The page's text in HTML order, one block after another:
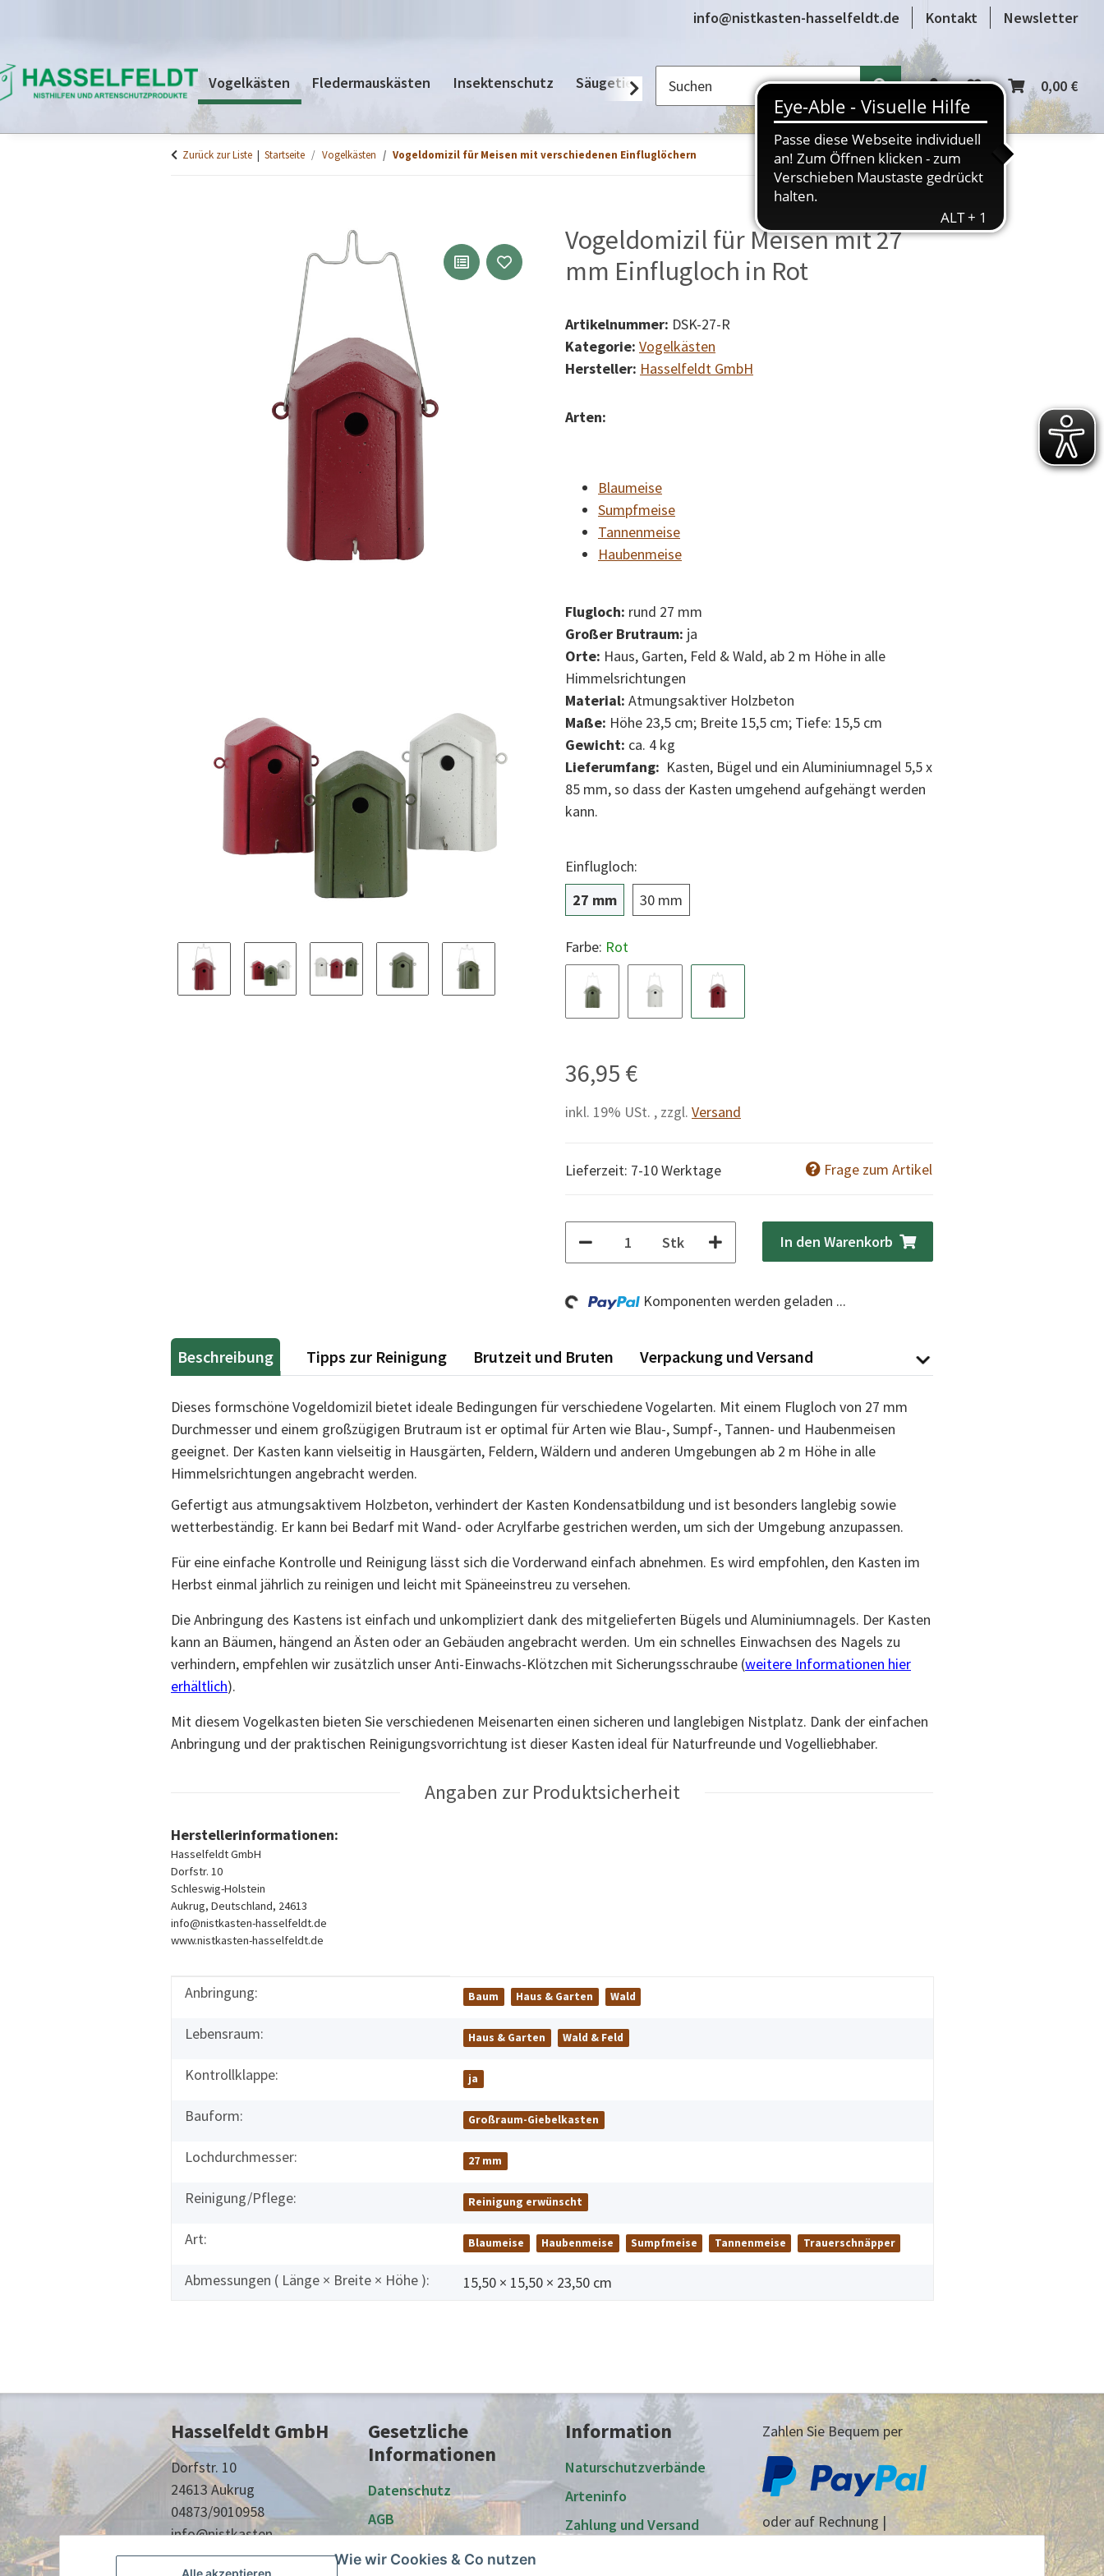
Wie wir Cookies & Co nutzen
info@nistkasten-hasselfeldt.de Kontakt Newsletter
0,00 €
Vogelkästen Fledermauskästen Insektenschutz Säugetiere Zubehör / Ersatzteile Videos
Zurück zur Liste Startseite Vogelkästen Vogeldomizil für Meisen mit verschiedenen Einfluglöchern
Vogeldomizil für Meisen mit 27
mm Einflugloch in Rot
Artikelnummer: DSK-27-R
Kategorie: Vogelkästen
Hersteller: Hasselfeldt GmbH
Arten:
Blaumeise
Sumpfmeise
Tannenmeise
Haubenmeise
Flugloch: rund 27 mm
Großer Brutraum: ja
Orte: Haus, Garten, Feld & Wald, ab 2 m Höhe in alle
Himmelsrichtungen
Material: Atmungsaktiver Holzbeton
Maße: Höhe 23,5 cm; Breite 15,5 cm; Tiefe: 15,5 cm
Gewicht: ca. 4 kg
Lieferumfang: Kasten, Bügel und ein Aluminiumnagel 5,5 x
85 mm, so dass der Kasten umgehend aufgehängt werden
kann.
Einflugloch:
27 mm27 mm30 mm
Farbe: Rot
36,95 €
inkl. 19% USt. , zzgl. Versand
Lieferzeit: 7-10 Werktage Frage zum Artikel
Stk In den Warenkorb
Loading... Komponenten werden geladen ...
Beschreibung Tipps zur Reinigung Brutzeit und Bruten
Verpackung und Versand
weitere Registerkarten
Dieses formschöneVogeldomizil bietet ideale Bedingungen für verschiedene Vogelarten. Mit einem Flugloch von 27 mm
Durchmesser und einem großzügigen Brutraum ist er optimal für Arten wie Blau-, Sumpf-, Tannen- und Haubenmeisen
geeignet. Der Kasten kann vielseitig in Hausgärten, Feldern, Wäldern und anderen Umgebungen ab 2 m Höhe in alle
Himmelsrichtungen angebracht werden.
Gefertigt aus atmungsaktivem Holzbeton, verhindert der Kasten Kondensatbildung und ist besonders langlebig sowie
wetterbeständig. Er kann bei Bedarf mit Wand- oder Acrylfarbe gestrichen werden, um sich der Umgebung anzupassen.
Für eine einfache Kontrolle und Reinigung lässt sich die Vorderwand einfach abnehmen. Es wird empfohlen, den Kasten im
Herbst einmal jährlich zu reinigen und leicht mit Späneeinstreu zu versehen.
Die Anbringung des Kastens ist einfach und unkompliziert dank des mitgelieferten Bügels und Aluminiumnagels. Der Kasten
kann an Bäumen, hängend an Ästen oder an Gebäuden angebracht werden. Um ein schnelles Einwachsen des Nagels zu
verhindern, empfehlen wir zusätzlich unser Anti-Einwachs-Klötzchen mit Sicherungsschraube (weitere Informationen hier
erhältlich).
Mit diesem Vogelkasten bieten Sie verschiedenen Meisenarten einen sicheren und langlebigen Nistplatz. Dank der einfachen
Anbringung und der praktischen Reinigungsvorrichtung ist dieser Kasten ideal für Naturfreunde und Vogelliebhaber.
Angaben zur Produktsicherheit
Herstellerinformationen:
Hasselfeldt GmbH
Dorfstr. 10
Schleswig-Holstein
Aukrug, Deutschland, 24613
info@nistkasten-hasselfeldt.de
www.nistkasten-hasselfeldt.de
Produkteigenschaft
Wert
Anbringung: Baum Haus & Garten Wald
Lebensraum: Haus & Garten Wald & Feld
Kontrollklappe: ja
Bauform: Großraum-Giebelkasten
Lochdurchmesser: 27 mm
Reinigung/Pflege: Reinigung erwünscht
Art: Blaumeise Haubenmeise Sumpfmeise Tannenmeise Trauerschnäpper
Abmessungen ( Länge × Breite × Höhe ): 15,50 × 15,50 × 23,50 cm
Hasselfeldt GmbH
Dorfstr. 10
24613 Aukrug
04873/9010958
info@nistkasten-
hasselfeldt.de
Gesetzliche
Informationen
Datenschutz
AGB
Information
Naturschutzverbände
Arteninfo
Zahlung und Versand
Zahlen Sie Bequem per
oder auf Rechnung |